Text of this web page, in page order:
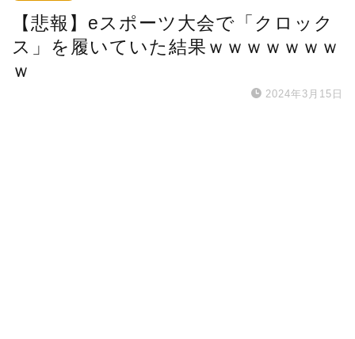
【悲報】eスポーツ大会で「クロック
ス」を履いていた結果ｗｗｗｗｗｗｗ
ｗ
2024年3月15日